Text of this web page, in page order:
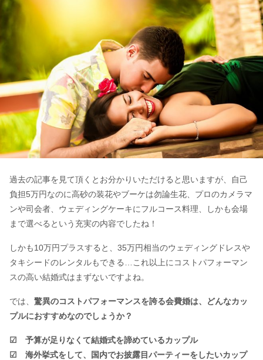
過去の記事を見て頂くとお分かりいただけると思いますが、自己
負担5万円なのに高砂の装花やブーケは勿論生花、プロのカメラマ
ンや司会者、ウェディングケーキにフルコース料理、しかも会場
まで選べるという充実の内容でしたね！
しかも10万円プラスすると、35万円相当のウェディングドレスや
タキシードのレンタルもできる…これ以上にコストパフォーマン
スの高い結婚式はまずないですよね。
では、 驚異のコストパフォーマンスを誇る会費婚は、どんなカッ
プルにおすすめなのでしょうか？
☑ 予算が足りなくて結婚式を諦めているカップル
☑ 海外挙式をして、国内でお披露目パーティーをしたいカップ